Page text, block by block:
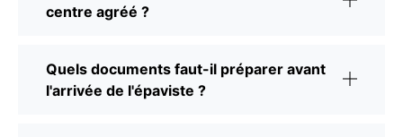
centre agréé ?
Quels documents faut-il préparer avant
l'arrivée de l'épaviste ?